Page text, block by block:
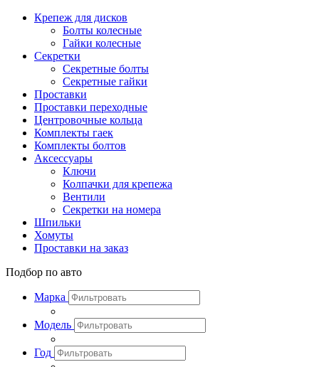
Крепеж для дисков
Болты колесные
Гайки колесные
Секретки
Секретные болты
Секретные гайки
Проставки
Проставки переходные
Центровочные кольца
Комплекты гаек
Комплекты болтов
Аксессуары
Ключи
Колпачки для крепежа
Вентили
Секретки на номера
Шпильки
Хомуты
Проставки на заказ
Подбор по авто
Марка
Модель
Год